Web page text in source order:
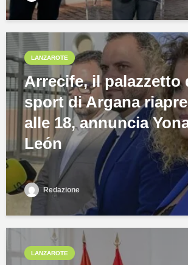
LANZAROTE
Arrecife, il palazzetto
sport di Argana
alle 18, annuncia
León
Redazione
LANZAROTE